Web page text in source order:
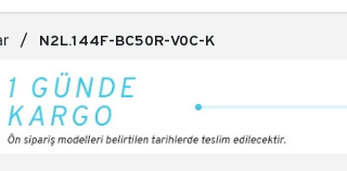
N2L.144F-BC50R-V0C-K